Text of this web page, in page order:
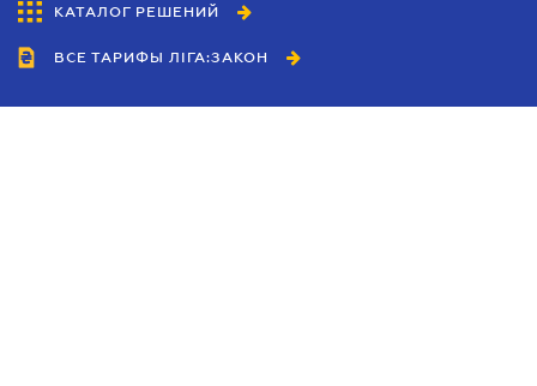
КАТАЛОГ РЕШЕНИЙ
ВСЕ ТАРИФЫ ЛІГА:ЗАКОН